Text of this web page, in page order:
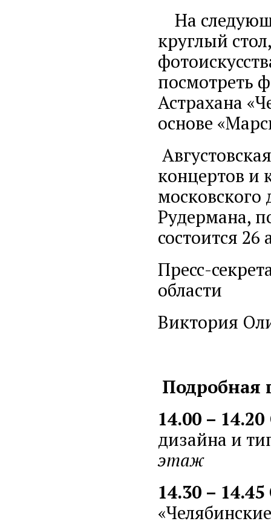
На
круглый
посмотреть
Астрахана
основе
концертов и
московского
Рудермана,
состоится 26
Пресс-
области
Виктория
Подробная
14.00 – 14.20
дизайна и
этаж
14.30 – 14.45